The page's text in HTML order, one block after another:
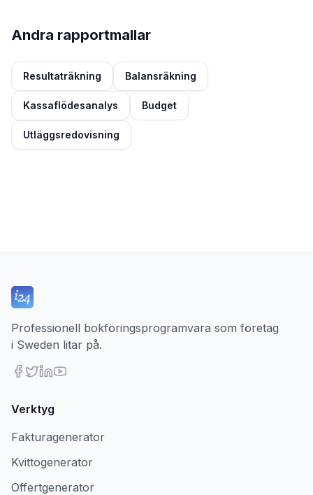
Andra rapportmallar
Resultaträkning Balansräkning
Kassaflödesanalys Budget
Utläggsredovisning
Professionell bokföringsprogramvara som företag
i Sweden litar på.
Verktyg
Fakturagenerator
Kvittogenerator
Offertgenerator